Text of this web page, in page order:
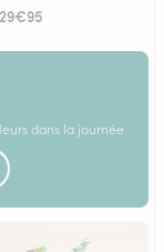
29€95
dans la journée